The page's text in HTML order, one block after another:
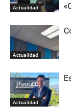
Actualidad
Actualidad
Actualidad